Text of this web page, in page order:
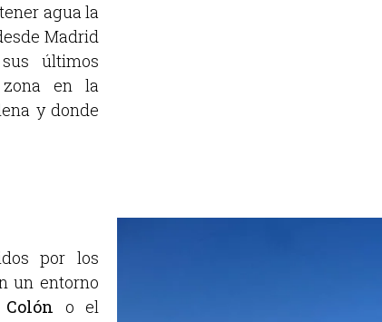
agua la
Madrid
sus últimos
en la
y donde
por los
un entorno
o el